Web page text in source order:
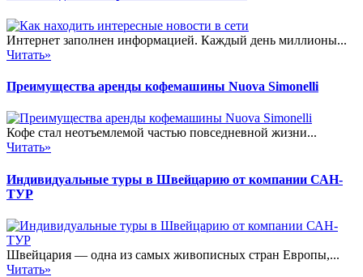
Интернет заполнен информацией. Каждый день миллионы...
Читать»
Преимущества аренды кофемашины Nuova Simonelli
Кофе стал неотъемлемой частью повседневной жизни...
Читать»
Индивидуальные туры в Швейцарию от компании САН-
ТУР
Швейцария — одна из самых живописных стран Европы,...
Читать»